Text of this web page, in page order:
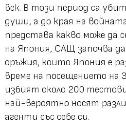
век. В този период са
души, а до края на
представа какво може да
на Япония, САЩ започва да
оръжия, които Япония е
време на посещението на
избият около 200
най-вероятно носят
агенти със себе си.